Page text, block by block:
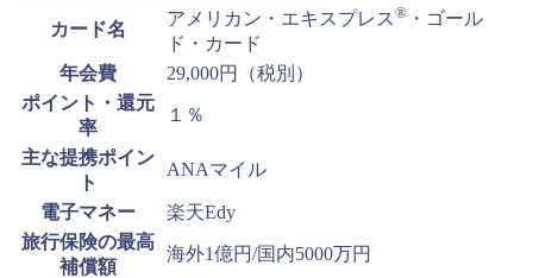
カード名
アメリカン・エキスプレス ® ・ゴール
ド・カード
年会費
29,000円（税別）
ポイント・還元
率
１％
主な提携ポイン
ト
ANAマイル
電子マネー
楽天Edy
旅行保険の最高
補償額
海外1億円/国内5000万円